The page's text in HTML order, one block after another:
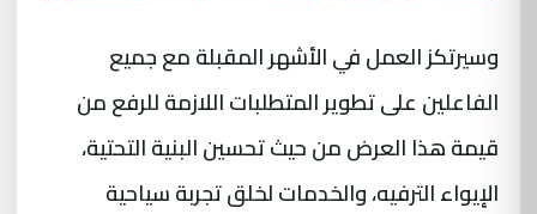
وسيرتكز العمل في الأشهر المقبلة مع جميع
الفاعلين على تطوير المتطلبات اللازمة للرفع من
قيمة هذا العرض من حيث تحسين البنية التحتية،
الإيواء الترفيه، والخدمات لخلق تجربة سياحية